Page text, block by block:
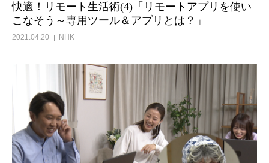
快適！リモート生活術(4)「リモートアプリを使い
こなそう～専用ツール＆アプリとは？」
2021.04.20 NHK
作品リスト
VOICE
企画実現部
リクルート
会社概要